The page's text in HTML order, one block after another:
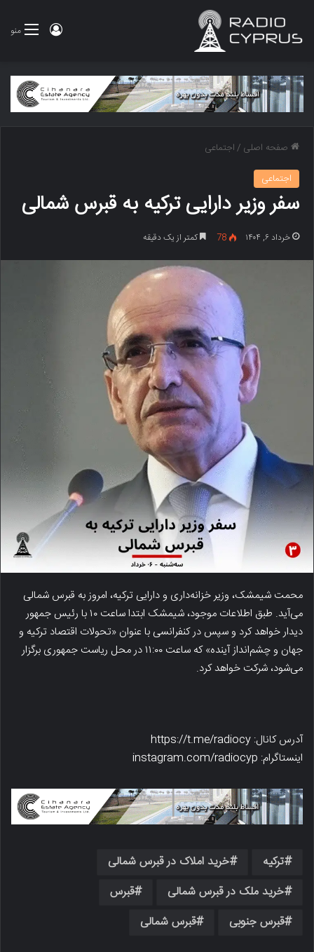
منو ورود
صفحه اصلی /اجتماعی
اجتماعی
سفر وزیر دارایی ترکیه به قبرس شمالی
خرداد ۶, ۱۴۰۴ 78 کمتر از یک دقیقه
محمت شیمشک، وزیر خزانه‌داری و دارایی ترکیه، امروز به قبرس شمالی
می‌آید. طبق اطلاعات موجود، شیمشک ابتدا ساعت ۱۰ با رئیس جمهور
دیدار خواهد کرد و سپس در کنفرانسی با عنوان «تحولات اقتصاد ترکیه و
جهان و چشم‌انداز آینده» که ساعت ۱۱:۰۰ در محل ریاست جمهوری برگزار
می‌شود، شرکت خواهد کرد.
آدرس کانال: https://t.me/radiocy
اینستاگرام: instagram.com/radiocyp
ترکیه
خرید املاک در قبرس شمالی
خرید ملک در قبرس شمالی
قبرس
قبرس جنوبی
قبرس شمالی